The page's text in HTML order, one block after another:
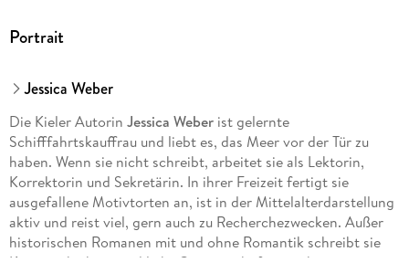
Portrait
Jessica Weber
Die Kieler Autorin Jessica Weberist gelernte
Schifffahrtskauffrau und liebt es, das Meer vor der Tür zu
haben. Wenn sie nicht schreibt, arbeitet sie als Lektorin,
Korrektorin und Sekretärin. In ihrer Freizeit fertigt sie
ausgefallene Motivtorten an, ist in der Mittelalterdarstellung
aktiv und reist viel, gern auch zu Recherchezwecken. Außer
historischen Romanen mit und ohne Romantik schreibt sie
Kurzgeschichten und liebt Gemeinschaftsprojekte mit